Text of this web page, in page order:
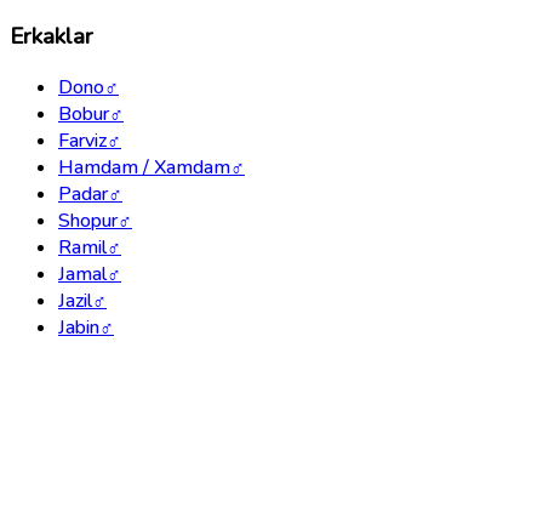
Erkaklar
Dono♂
Bobur♂
Farviz♂
Hamdam / Xamdam♂
Padar♂
Shopur♂
Ramil♂
Jamal♂
Jazil♂
Jabin♂